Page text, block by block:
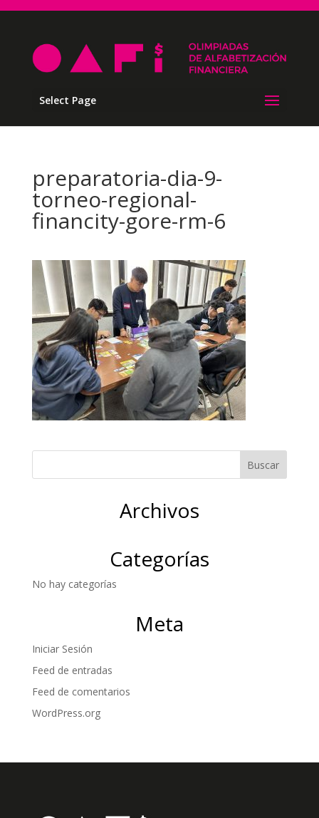
Select Page
preparatoria-dia-9-
torneo-regional-
financity-gore-rm-6
Archivos
Categorías
No hay categorías
Meta
Iniciar Sesión
Feed de entradas
Feed de comentarios
WordPress.org